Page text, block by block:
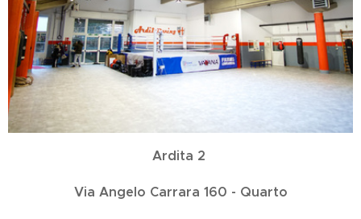
Ardita 2
Via Angelo Carrara 160 - Quarto